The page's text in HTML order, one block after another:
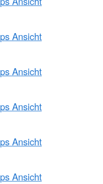
Ansicht
Ansicht
Ansicht
Ansicht
Ansicht